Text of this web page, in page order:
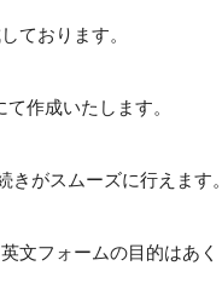
ております。
作成いたします。
きがスムーズに行えます。
文フォームの目的はあく